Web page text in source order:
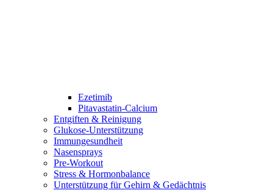
Ezetimib
Pitavastatin-Calcium
Entgiften & Reinigung
Glukose-Unterstützung
Immungesundheit
Nasensprays
Pre-Workout
Stress & Hormonbalance
Unterstützung für Gehirn & Gedächtnis